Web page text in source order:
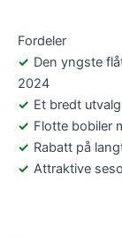
Fordeler
Den yngste
2024
Et bredt
Flotte bobiler
Rabatt på
Attraktive